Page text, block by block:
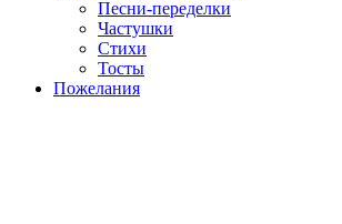
Песни-переделки
Частушки
Стихи
Тосты
Пожелания